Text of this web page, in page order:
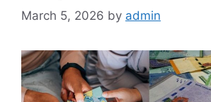
March 5, 2026 by admin